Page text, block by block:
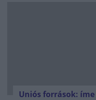
Uniós források: